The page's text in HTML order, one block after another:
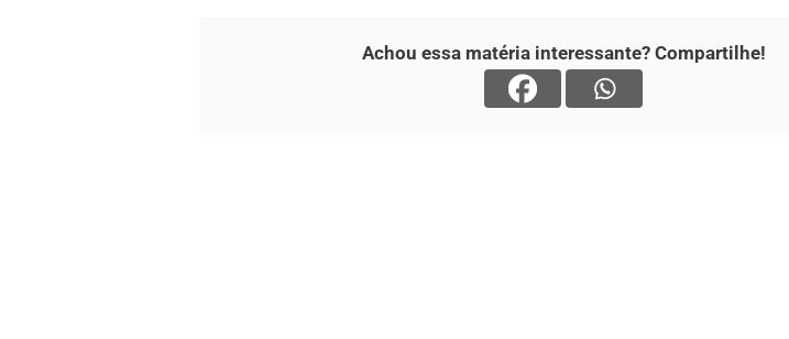
Achou essa matéria interessante? Compartilhe!